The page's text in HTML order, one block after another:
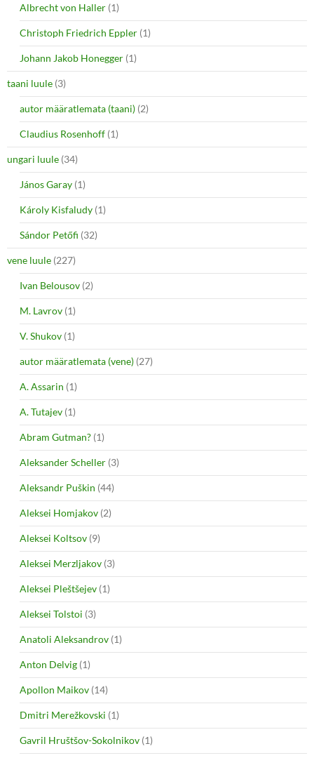
Albrecht von Haller (1)
Christoph Friedrich Eppler (1)
Johann Jakob Honegger (1)
taani luule (3)
autor määratlemata (taani) (2)
Claudius Rosenhoff (1)
ungari luule (34)
János Garay (1)
Károly Kisfaludy (1)
Sándor Petőfi (32)
vene luule (227)
Ivan Belousov (2)
M. Lavrov (1)
V. Shukov (1)
autor määratlemata (vene) (27)
A. Assarin (1)
A. Tutajev (1)
Abram Gutman? (1)
Aleksander Scheller (3)
Aleksandr Puškin (44)
Aleksei Homjakov (2)
Aleksei Koltsov (9)
Aleksei Merzljakov (3)
Aleksei Pleštšejev (1)
Aleksei Tolstoi (3)
Anatoli Aleksandrov (1)
Anton Delvig (1)
Apollon Maikov (14)
Dmitri Merežkovski (1)
Gavril Hruštšov-Sokolnikov (1)